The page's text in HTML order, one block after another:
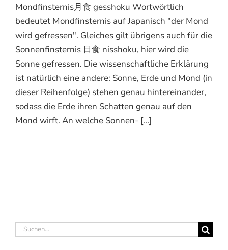
Mondfinsternis月食 gesshoku Wortwörtlich
bedeutet Mondfinsternis auf Japanisch "der Mond
wird gefressen". Gleiches gilt übrigens auch für die
Sonnenfinsternis 日食 nisshoku, hier wird die
Sonne gefressen. Die wissenschaftliche Erklärung
ist natürlich eine andere: Sonne, Erde und Mond (in
dieser Reihenfolge) stehen genau hintereinander,
sodass die Erde ihren Schatten genau auf den
Mond wirft. An welche Sonnen- [...]
Suche